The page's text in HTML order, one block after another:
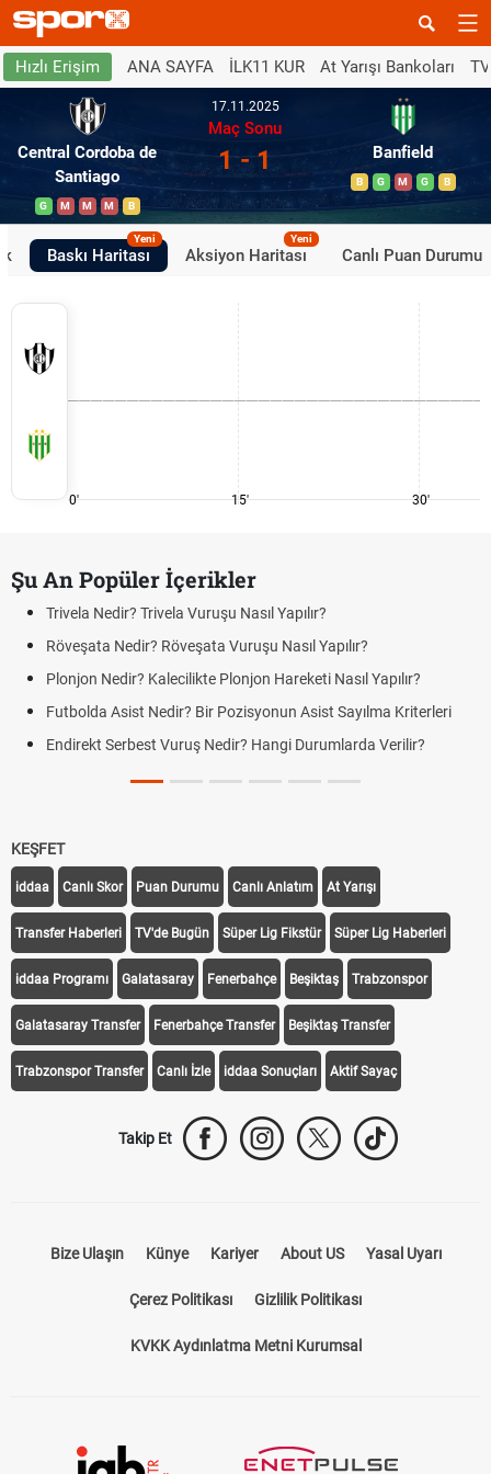
Hızlı Erişim ANA SAYFA İLK11 KUR At Yarışı Bankoları
Central Cordoba de
Santiago
G M M M B
17.11.2025
Maç Sonu
1 - 1 Banfield
B G M G B
Baskı Haritası
Yeni
Aksiyon Haritası
Yeni
Canlı Puan Durumu
0' 15' 30'
Şu An Popüler İçerikler
Trivela Nedir? Trivela Vuruşu Nasıl Yapılır?
Röveşata Nedir? Röveşata Vuruşu Nasıl Yapılır?
Plonjon Nedir? Kalecilikte Plonjon Hareketi Nasıl Yapılır?
Futbolda Asist Nedir? Bir Pozisyonun Asist Sayılma Kriterleri
Endirekt Serbest Vuruş Nedir? Hangi Durumlarda Verilir?
KEŞFET
iddaa Canlı Skor Puan Durumu Canlı Anlatım At Yarışı
Transfer Haberleri TV'de Bugün Süper Lig Fikstür Süper Lig Haberleri
iddaa Programı Galatasaray Fenerbahçe Beşiktaş Trabzonspor
Galatasaray Transfer Fenerbahçe Transfer Beşiktaş Transfer
Trabzonspor Transfer Canlı İzle iddaa Sonuçları Aktif Sayaç
Takip Et
Bize Ulaşın Künye Kariyer About US Yasal Uyarı
Çerez Politikası Gizlilik Politikası
KVKK Aydınlatma Metni Kurumsal